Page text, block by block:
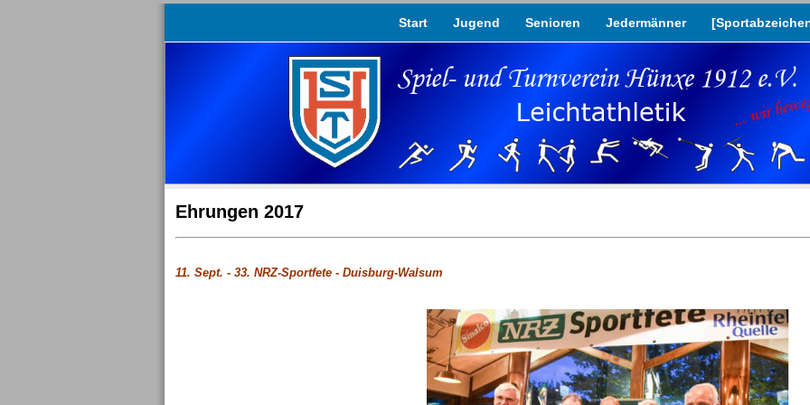
Start Jugend Senioren Jedermänner
Ehrungen 2017
11. Sept. - 33. NRZ-Sportfete - Duisburg-Walsum